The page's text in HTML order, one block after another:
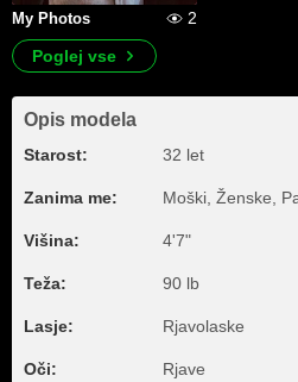
My Photos
2
Poglej vse
Opis modela
Starost: 32 let
Zanima me: Moški, Ženske,
Višina: 4'7"
Teža: 90 lb
Lasje: Rjavolaske
Oči: Rjave